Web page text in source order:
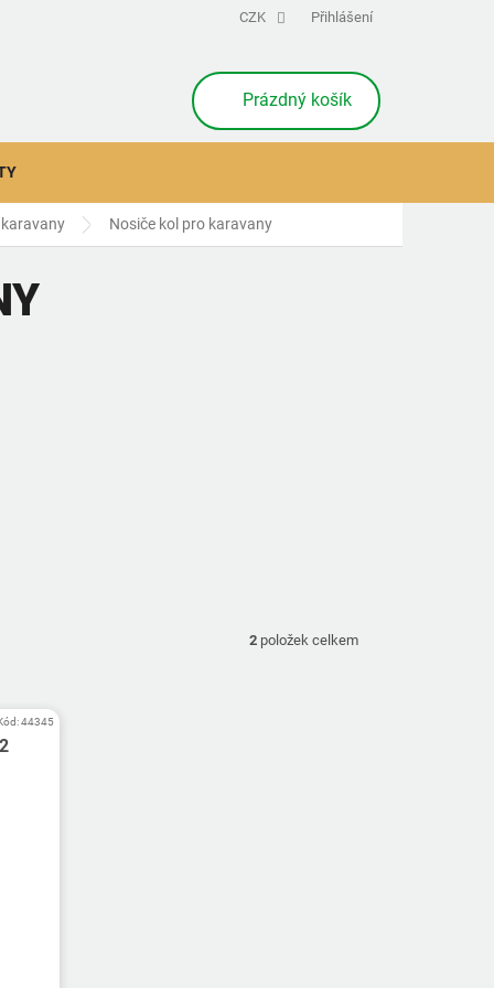
CZK Přihlášení
NÁKUPNÍ
KOŠÍK
Prázdný košík
Nosiče kol pro karavany
2 položek celkem
44345